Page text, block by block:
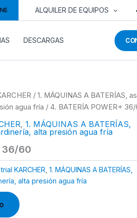
ALQUILER DE EQUIPOS
DESCARGAS
/ 1. MÁQUINAS A BATERÍAS,
agua fría / 4. BATERÍA POWER+
, 1. MÁQUINAS A BATERÍAS,
alta presión agua fría
36/60
KARCHER 1. MÁQUINAS A BATERÍAS,
alta presión agua fría